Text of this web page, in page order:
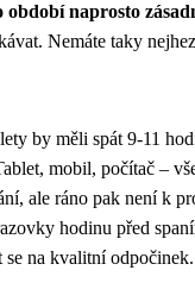
období naprosto
Nemáte taky
by měli spát 9-11
mobil, počítač –
ale ráno pak není k
hodinu před
na kvalitní odpočinek.